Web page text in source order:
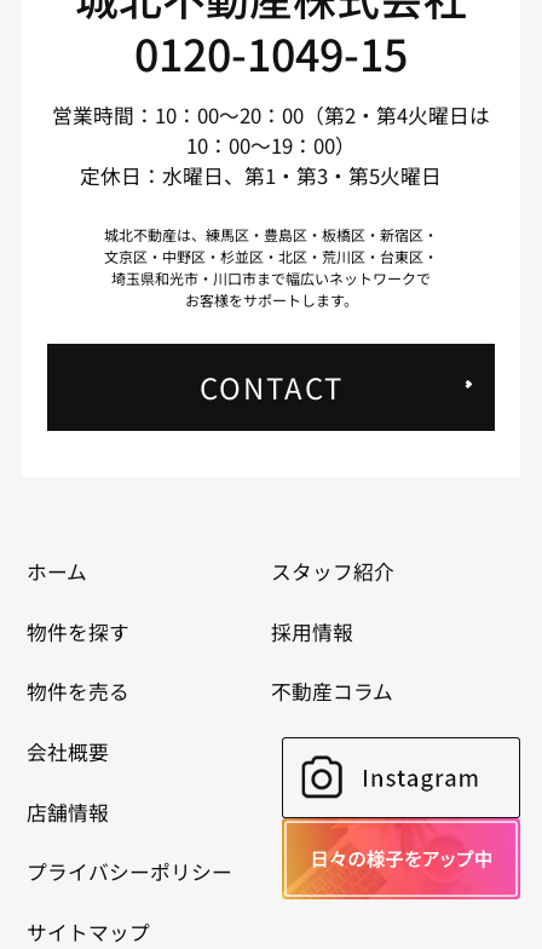
0120-1049-15
営業時間：10：00～20：00（第2・第4火曜日は
10：00～19：00）
定休日：水曜日、第1・第3・第5火曜日
城北不動産は、練馬区・豊島区・板橋区・新宿区・
文京区・中野区・杉並区・北区・荒川区・台東区・
埼玉県和光市・川口市まで幅広いネットワークで
お客様をサポートします。
CONTACT
ホーム
物件を探す
物件を売る
会社概要
店舗情報
プライバシーポリシー
サイトマップ
スタッフ紹介
採用情報
不動産コラム